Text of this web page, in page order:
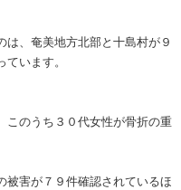
、奄美地方北部と十島村が９
います。
このうち３０代女性が骨折の重
被害が７９件確認されているほ